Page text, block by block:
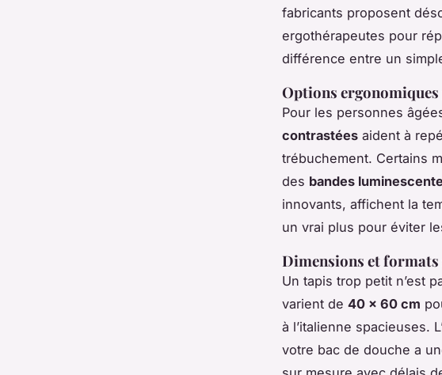
fabricants proposent
ergothérapeutes pour
différence entre un
Options
Pour les personnes
contrastées aident à
trébuchement. Certains
des bandes
innovants, affichent la
un vrai plus pour éviter
Dimensions et formats
Un tapis trop petit n’est
varient de 40 x 60 cm
à l’italienne spacieuses.
votre bac de douche a